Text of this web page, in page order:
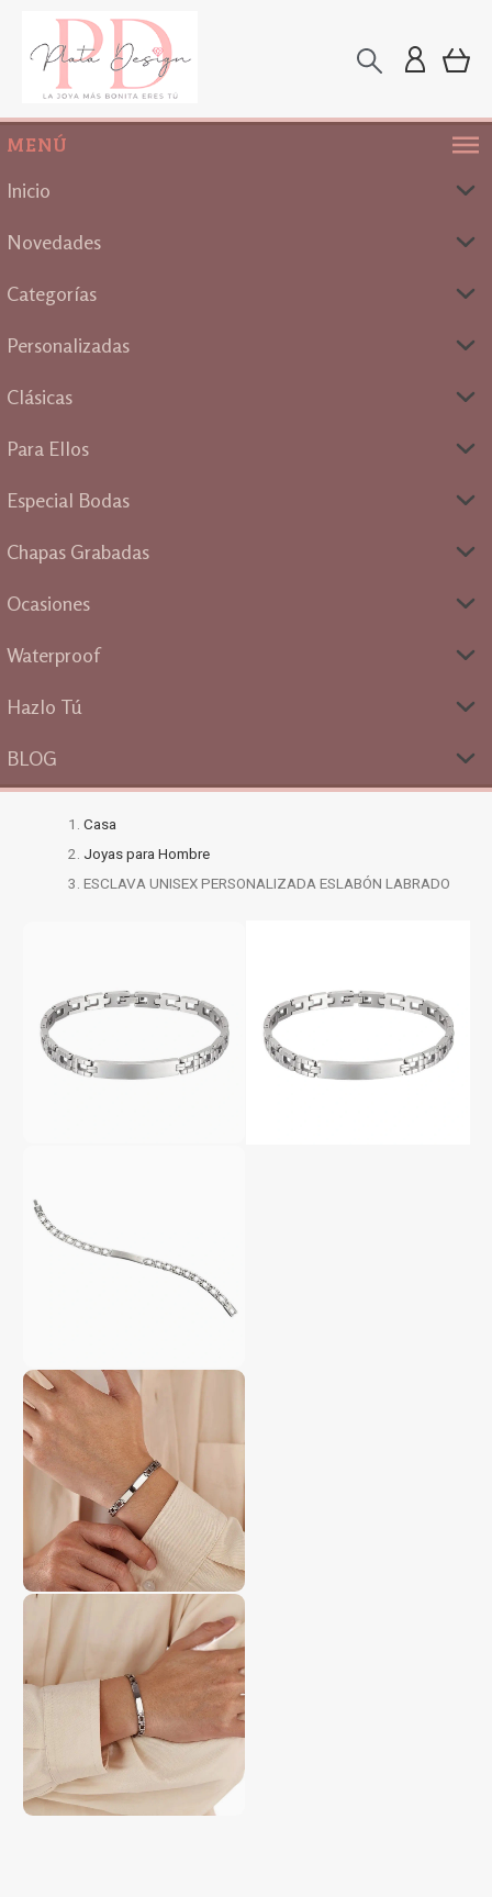
MENÚ
Inicio
Novedades
Categorías
Personalizadas
Clásicas
Para Ellos
Especial Bodas
Chapas Grabadas
Ocasiones
Waterproof
Hazlo Tú
BLOG
Casa
Joyas para Hombre
ESCLAVA UNISEX PERSONALIZADA ESLABÓN LABRADO